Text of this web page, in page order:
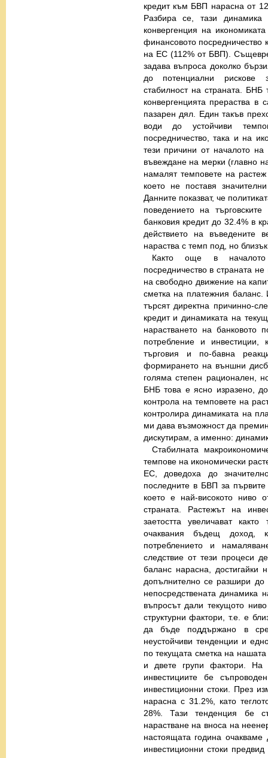
кредит към БВП нарасна от
Разбира се, тази
конвергенция на
финансовото посредничество
на ЕС (112% от БВП).
задава въпроса доколко
до потенциални рискове
стабилност на страната.
конвергенцията прераства
пазарен дял. Един такъв
води до устойчиви
посредничество, така и на
тези причини от началото
въвеждане на мерки (главно
намалят темповете на
което не поставя
Данните показват, че
поведението на
банковия кредит до 32.4% в
действието на въведените
нараства с темп под, но
Както още в началото
посредничество в страната
на свободно движение на
сметка на платежния баланс.
търсят директна причинно-
кредит и динамиката на
нарастването на банковото
потребление и инвестиции,
търговия и по-бавна
формирането на външни
голяма степен рационален,
БНБ това е ясно изразено,
контрола на темповете на
контролира динамиката на
ми дава възможност да
дискутирам, а именно:
Стабилната
темпове на икономически
ЕС, доведоха до
последните в БВП за
което е най-високото ниво
страната. Растежът на
заетостта увеличават
очаквания бъдещ доход,
потреблението и
следствие от тези процеси
баланс нарасна,
допълнително се разшири
непосредствената динамика
въпросът дали текущото
структурни фактори, т.е. е
да бъде поддържано в
неустойчиви тенденции и
по текущата сметка на
и двете групи фактори. На
инвестициите бе
инвестиционни стоки. През
нарасна с 31.2%, като
28%. Тази тенденция бе
нарастване на вноса на
настоящата година
инвестиционни стоки